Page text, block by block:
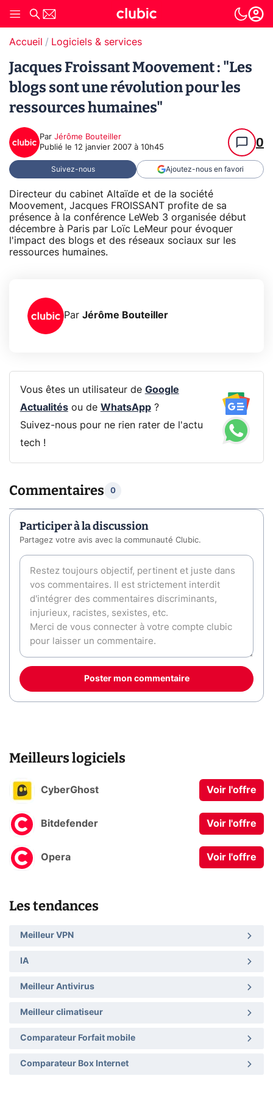
Accueil Logiciels & services
Jacques Froissant Moovement : "Les
blogs sont une révolution pour les
ressources humaines"
Par Jérôme Bouteiller
Publié le 12 janvier 2007 à 10h45 0
Suivez-nous Ajoutez-nous en favori
Directeur du cabinet Altaïde et de la société
Moovement, Jacques FROISSANT profite de sa
présence à la conférence LeWeb 3 organisée début
décembre à Paris par Loïc LeMeur pour évoquer
l'impact des blogs et des réseaux sociaux sur les
ressources humaines.
Par Jérôme Bouteiller
Vous êtes un utilisateur de Google
Actualitésou de WhatsApp?
Suivez-nous pour ne rien rater de l'actu
tech !
Commentaires 0
Participer à la discussion
Partagez votre avis avec la communauté Clubic.
Poster mon commentaire
Meilleurs logiciels
CyberGhost Voir l'offre
Bitdefender Voir l'offre
Opera Voir l'offre
Les tendances
Meilleur VPN
IA
Meilleur Antivirus
Meilleur climatiseur
Comparateur Forfait mobile
Comparateur Box Internet